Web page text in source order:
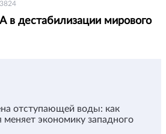
3824
в дестабилизации мирового
отступающей воды: как
экономику западного